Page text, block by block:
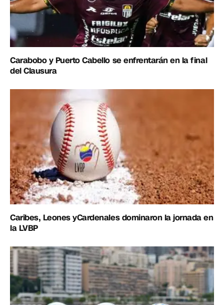
Carabobo y Puerto Cabello se enfrentarán en la final
del Clausura
Caribes, Leones yCardenales dominaron la jornada en
la LVBP